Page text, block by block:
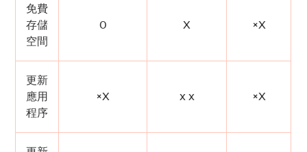
免費
存儲
空間
0 X ×X
更新
應用
程序
×X x x ×X